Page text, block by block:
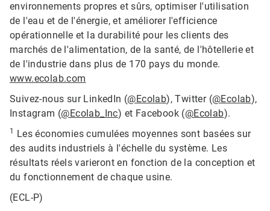
environnements propres et sûrs, optimiser l'utilisation
de l'eau et de l'énergie, et améliorer l'efficience
opérationnelle et la durabilité pour les clients des
marchés de l'alimentation, de la santé, de l'hôtellerie et
de l'industrie dans plus de 170 pays du monde.
www.ecolab.com
Suivez-nous sur LinkedIn (@Ecolab), Twitter (@Ecolab),
Instagram (@Ecolab_Inc) et Facebook (@Ecolab).
1
Les économies cumulées moyennes sont basées sur
des audits industriels à l'échelle du système. Les
résultats réels varieront en fonction de la conception et
du fonctionnement de chaque usine.​​​​​​​
(ECL-P)